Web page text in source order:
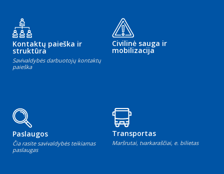
Kontaktų paieška ir
struktūra
Savivaldybės darbuotojų kontaktų
paieška
Civilinė sauga ir
mobilizacija
Paslaugos
Čia rasite savivaldybės teikiamas
paslaugas
Transportas
Maršrutai, tvarkaraščiai, e. bilietas